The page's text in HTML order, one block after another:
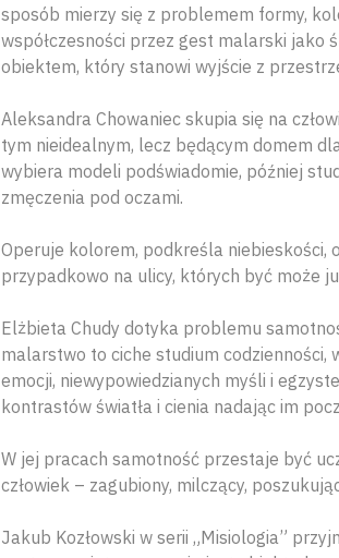
sposób mierzy się z problemem formy,
współczesności przez gest malarski jako
obiektem, który stanowi wyjście z
Aleksandra Chowaniec skupia się na
tym nieidealnym, lecz będącym domem
wybiera modeli podświadomie, później
zmęczenia pod oczami.
Operuje kolorem, podkreśla niebieskości,
przypadkowo na ulicy, których być może
Elżbieta Chudy dotyka problemu
malarstwo to ciche studium codzienności,
emocji, niewypowiedzianych myśli i
kontrastów światła i cienia nadając im
W jej pracach samotność przestaje być
człowiek – zagubiony, milczący,
Jakub Kozłowski w serii „Misiologia”